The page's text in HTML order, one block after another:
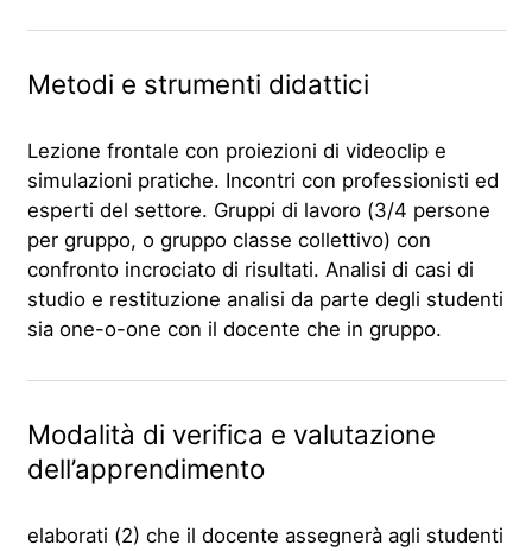
Metodi e strumenti didattici
Lezione frontale con proiezioni di videoclip e
simulazioni pratiche. Incontri con professionisti ed
esperti del settore. Gruppi di lavoro (3/4 persone
per gruppo, o gruppo classe collettivo) con
confronto incrociato di risultati. Analisi di casi di
studio e restituzione analisi da parte degli studenti
sia one-o-one con il docente che in gruppo.
Modalità di verifica e valutazione
dell’apprendimento
elaborati (2) che il docente assegnerà agli studenti